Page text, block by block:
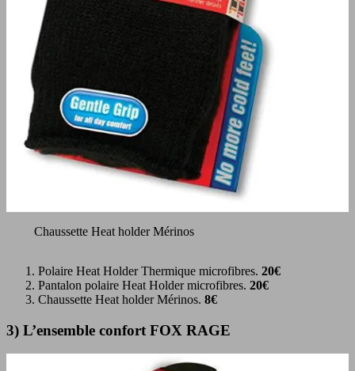
Chaussette Heat holder Mérinos
Polaire Heat Holder Thermique microfibres. 20€
Pantalon polaire Heat Holder microfibres. 20€
Chaussette Heat holder Mérinos. 8€
3) L’ensemble confort FOX RAGE